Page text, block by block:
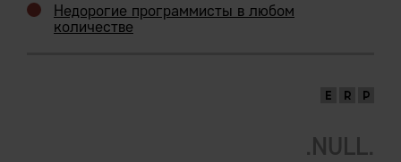
Недорогие программисты в любом
количестве
.NULL.